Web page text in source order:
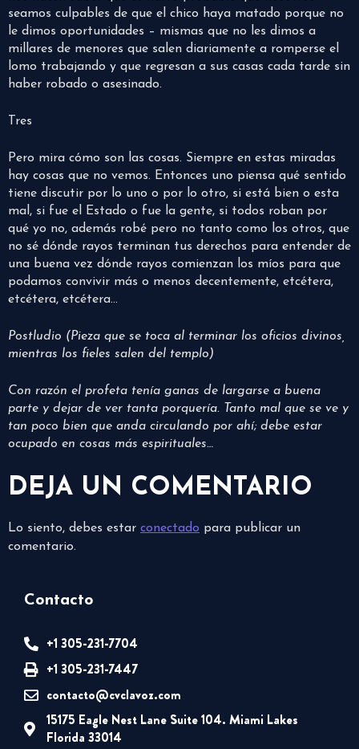
seamos culpables de que el chico haya matado porque no
le dimos oportunidades – mismas que no les dimos a
millares de menores que salen diariamente a romperse el
lomo trabajando y que regresan a sus casas cada tarde sin
haber robado o asesinado.
Tres
Pero mira cómo son las cosas. Siempre en estas miradas
hay cosas que no vemos. Entonces uno piensa qué sentido
tiene discutir por lo uno o por lo otro, si está bien o esta
mal, si fue el Estado o fue la gente, si todos roban por
qué yo no, además robé pero no tanto como los otros, que
no sé dónde rayos terminan tus derechos para entender de
una buena vez dónde rayos comienzan los míos para que
podamos convivir más o menos decentemente, etcétera,
etcétera, etcétera…
Postludio (Pieza que se toca al terminar los oficios divinos,
mientras los fieles salen del templo)
Con razón el profeta tenía ganas de largarse a buena
parte y dejar de ver tanta porquería. Tanto mal que se ve y
tan poco bien que anda circulando por ahí; debe estar
ocupado en cosas más espirituales…
DEJA UN COMENTARIO
Lo siento, debes estar conectado para publicar un
comentario.
Contacto
+1 305-231-7704
+1 305-231-7447
contacto@cvclavoz.com
15175 Eagle Nest Lane Suite 104. Miami Lakes
Florida 33014